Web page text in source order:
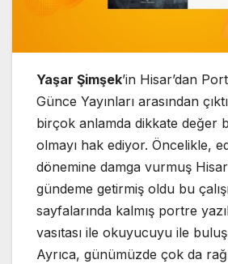
Yaşar Şimşek’in Hisar’dan
Günce Yayınları arasından
birçok anlamda dikkate değer
olmayı hak ediyor. Öncelikle,
dönemine damga vurmuş
gündeme getirmiş oldu bu
sayfalarında kalmış portre
vasıtası ile okuyucuyu ile
Ayrıca, günümüzde çok da